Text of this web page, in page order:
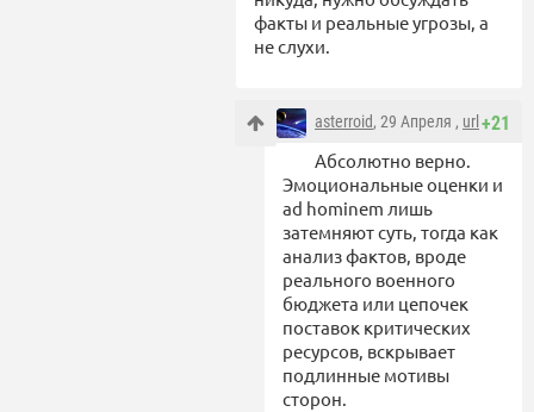
факты и реальные угрозы, а
не слухи.
+21
asterroid, 29 Апреля , url
Абсолютно верно.
Эмоциональные оценки и
ad hominem лишь
затемняют суть, тогда как
анализ фактов, вроде
реального военного
бюджета или цепочек
поставок критических
ресурсов, вскрывает
подлинные мотивы
сторон.